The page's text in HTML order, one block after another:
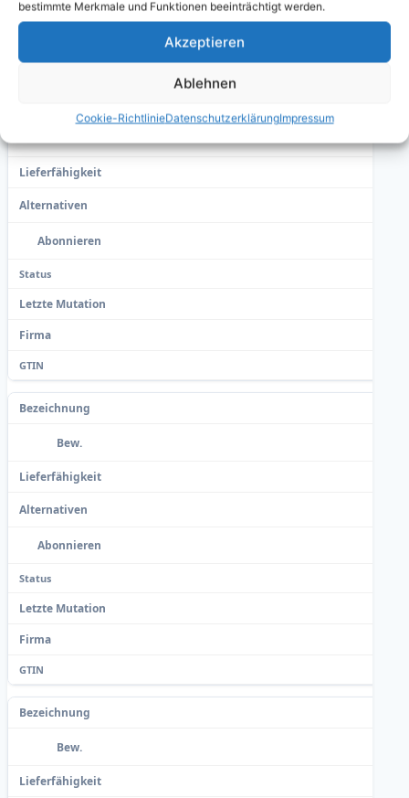
bestimmte Merkmale und Funktionen beeinträchtigt werden.
Akzeptieren
Ablehnen
Cookie-RichtlinieDatenschutzerklärungImpressum